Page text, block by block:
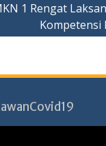
1 Rengat
Kompetensi